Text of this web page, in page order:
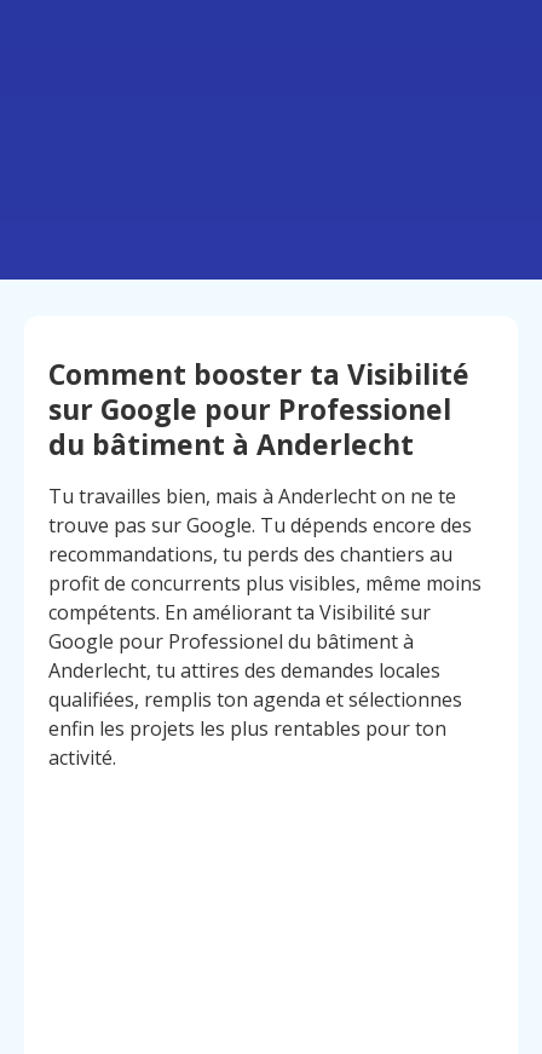
Comment booster ta Visibilité
sur Google pour Professionel
du bâtiment à Anderlecht
Tu travailles bien, mais à Anderlecht on ne te
trouve pas sur Google. Tu dépends encore des
recommandations, tu perds des chantiers au
profit de concurrents plus visibles, même moins
compétents. En améliorant ta Visibilité sur
Google pour Professionel du bâtiment à
Anderlecht, tu attires des demandes locales
qualifiées, remplis ton agenda et sélectionnes
enfin les projets les plus rentables pour ton
activité.